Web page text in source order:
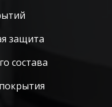
защита
состава